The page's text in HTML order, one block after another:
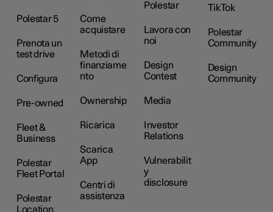
Polestar 5
Prenota un
test drive
Configura
Pre-owned
Fleet &
Business
Polestar
Fleet Portal
Polestar
Location
Come
acquistare
Metodi di
finanziame
nto
Ownership
Ricarica
Scarica
App
Centri di
assistenza
Polestar
Lavora con
noi
Design
Contest
Media
Investor
Relations
Vulnerabilit
y
disclosure
TikTok
Polestar
Community
Design
Community